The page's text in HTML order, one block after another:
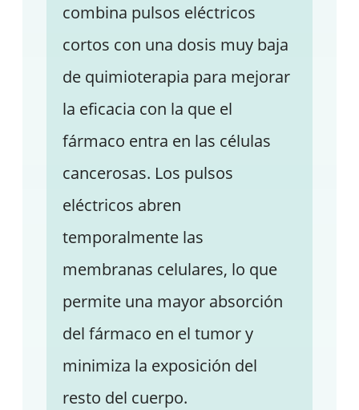
combina pulsos eléctricos
cortos con una dosis muy baja
de quimioterapia para mejorar
la eficacia con la que el
fármaco entra en las células
cancerosas. Los pulsos
eléctricos abren
temporalmente las
membranas celulares, lo que
permite una mayor absorción
del fármaco en el tumor y
minimiza la exposición del
resto del cuerpo.